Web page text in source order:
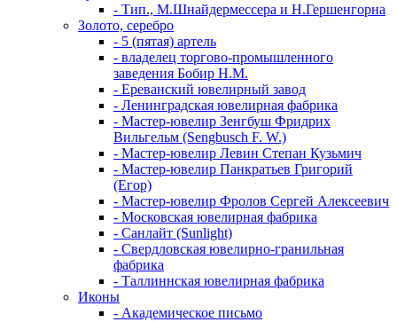
- Тип., М.Шнайдермессера и Н.Гершенгорна
Золото, серебро
- 5 (пятая) артель
- владелец торгово-промышленного
заведения Бобир Н.М.
- Ереванский ювелирный завод
- Ленинградская ювелирная фабрика
- Мастер-ювелир Зенгбуш Фридрих
Вильгельм (Sengbusch F. W.)
- Мастер-ювелир Левин Степан Кузьмич
- Мастер-ювелир Панкратьев Григорий
(Егор)
- Мастер-ювелир Фролов Сергей Алексеевич
- Московская ювелирная фабрика
- Санлайт (Sunlight)
- Свердловская ювелирно-гранильная
фабрика
- Таллиннская ювелирная фабрика
Иконы
- Академическое письмо